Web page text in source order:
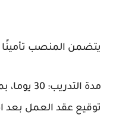
يتضمن المنصب تأمينًا
مدة
توقيع عقد العمل بعد